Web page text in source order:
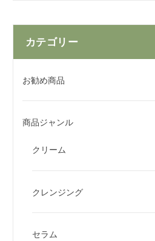
カテゴリー
お勧め商品
商品ジャンル
クリーム
クレンジング
セラム